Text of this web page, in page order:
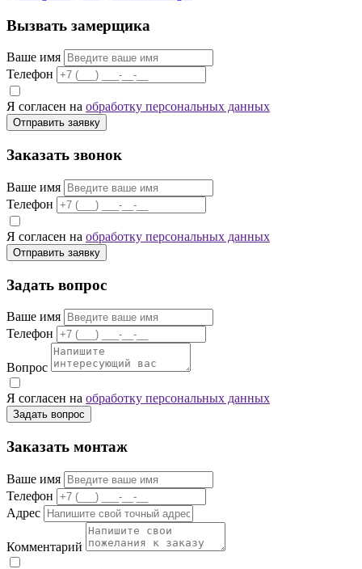
Вызвать замерщика
Ваше имя
Телефон
Я согласен на обработку персональных данных
Отправить заявку
Заказать звонок
Ваше имя
Телефон
Я согласен на обработку персональных данных
Отправить заявку
Задать вопрос
Ваше имя
Телефон
Вопрос
Я согласен на обработку персональных данных
Задать вопрос
Заказать монтаж
Ваше имя
Телефон
Адрес
Комментарий